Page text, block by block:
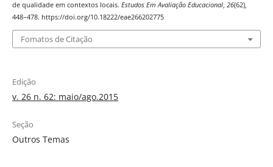
de qualidade em contextos locais. Estudos Em Avaliação Educacional, 26(62),
448–478. https://doi.org/10.18222/eae266202775
Fomatos de Citação
Edição
v. 26 n. 62: maio/ago.2015
Seção
Outros Temas